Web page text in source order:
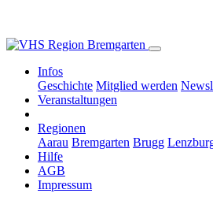
Infos
Geschichte Mitglied werden
Veranstaltungen
Regionen
Aarau Bremgarten Brugg
Hilfe
AGB
Impressum